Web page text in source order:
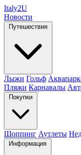
Italy2U
Новости
Путешествия
Лыжи Гольф
Пляжи Карнавалы
Покупки
Шоппинг Аутлеты
Информация